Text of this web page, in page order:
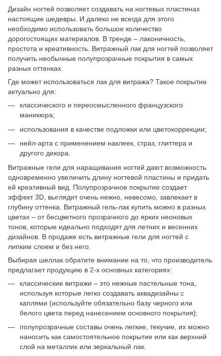
Дизайн ногтей позволяет создавать на ногтевых пластинах
настоящие шедевры. И далеко не всегда для этого
необходимо использовать большое количество
дорогостоящих материалов. В тренде – лаконичность,
простота и креативность. Витражный лак для ногтей позволяет
получить необычные полупрозрачные покрытия в самых
разных оттенках.
Где может использоваться лак для витража? Такое покрытие
актуально для:
классического и переосмысленного французского
маникюра;
использования в качестве подложки или цветокоррекции;
нейл-арта с применением наклеек, страз, глиттера и
другого декора.
Витражные гели для наращивания ногтей дают возможность
одновременно увеличить длину ногтевой пластины и придать
ей креативный вид. Полупрозрачное покрытие создает
эффект 3D, выглядит очень нежно, невесомо, завлекает в
глубину оттенка. Витражный гель-лак купить можно в разных
цветах – от бесцветного прозрачного до ярких неоновых
тонов, которые идеально подходят для летних и весенних
дизайнов. В продаже есть витражные гели для ногтей с
липким слоем и без него.
Выбирая шеллак обратите внимание на то, что производитель
предлагает продукцию в 2-х основных категориях:
классические витражи – это нежные пастельные тона,
используя которые легко создавать аквадизайны с
каплями (используйте обязательно базу черного или
белого цвета перед нанесением основного покрытия);
полупрозрачные составы очень легкие, текучие, их можно
наносить как самостоятельное покрытие или как верхний
слой на металлик или зеркальный лак.